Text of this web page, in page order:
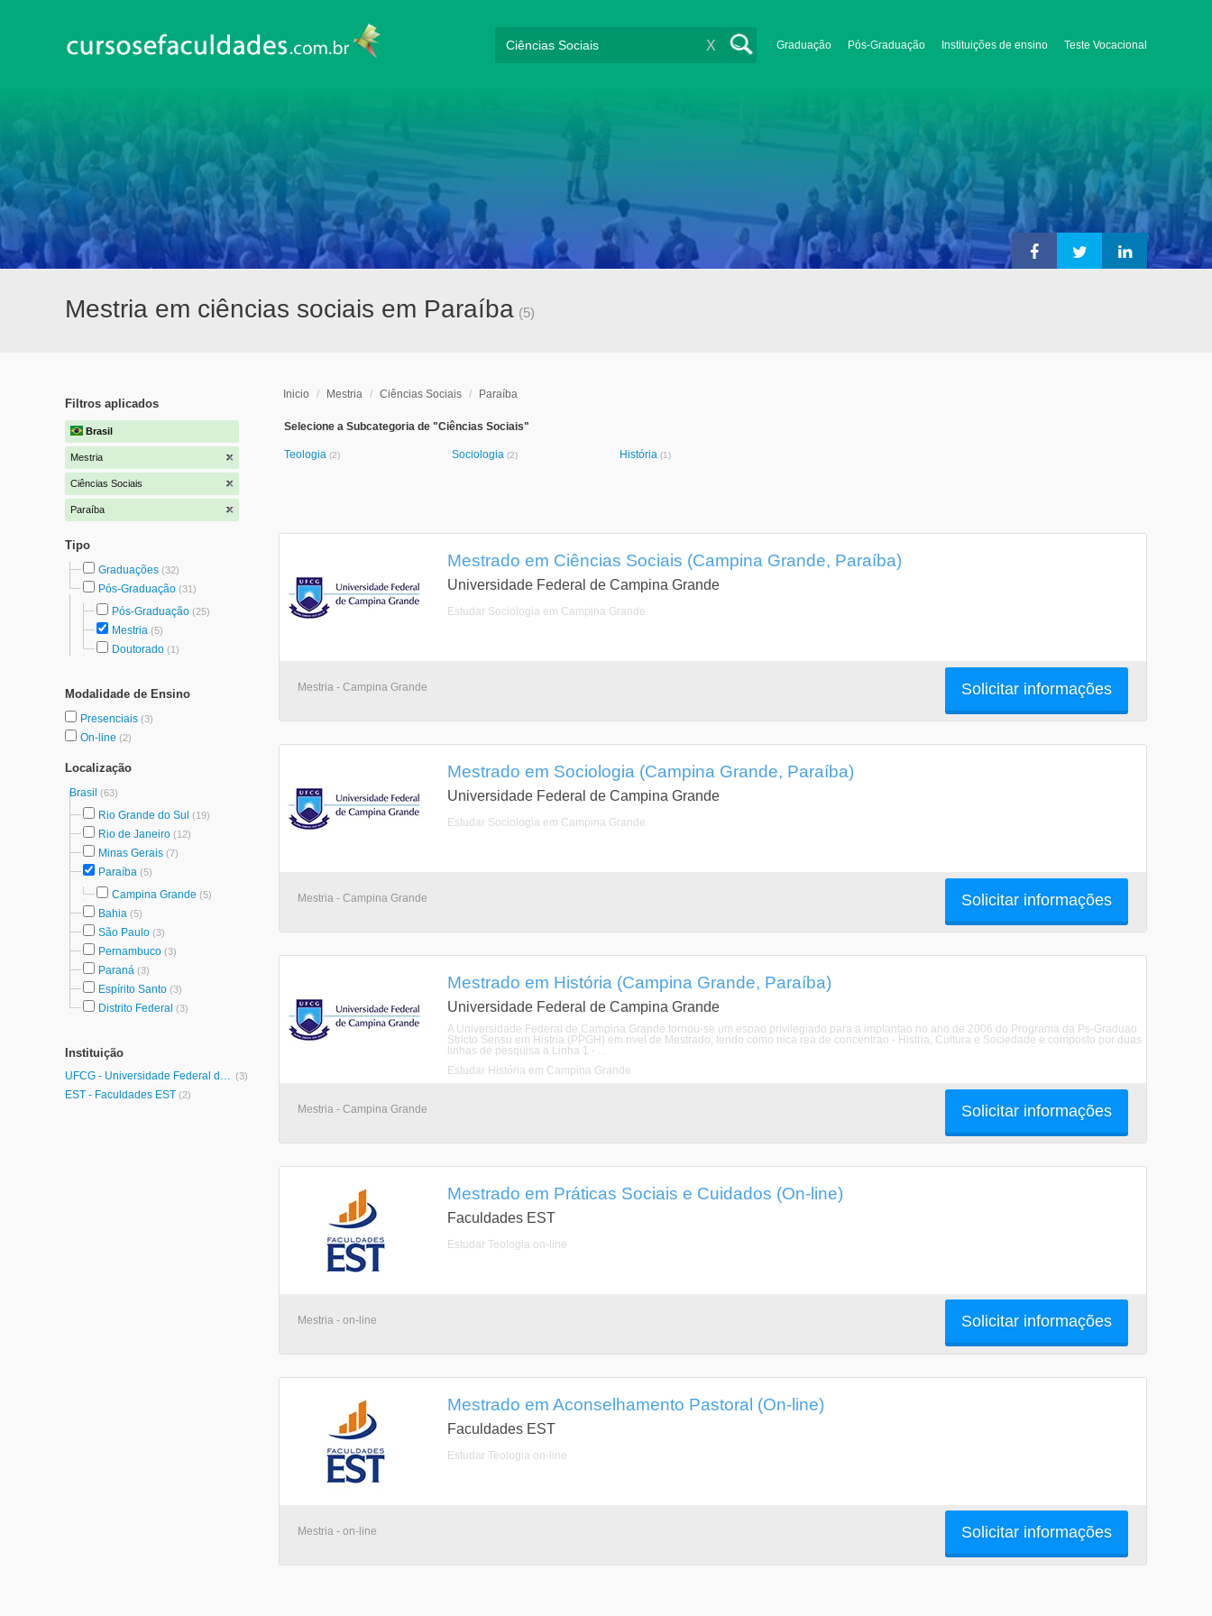
Graduação Pós-Graduação Instituições de ensino Teste Vocacional
X
Mestria em ciências sociais em Paraíba (5)
Filtros aplicados
Brasil
Mestria
Ciências Sociais
Paraíba
Tipo
Graduações (32)
Pós-Graduação (31)
Pós-Graduação (25)
Mestria (5)
Doutorado (1)
Modalidade de Ensino
Presenciais (3)
On-line (2)
Localização
Brasil (63)
Rio Grande do Sul (19)
Rio de Janeiro (12)
Minas Gerais (7)
Paraíba (5)
Campina Grande (5)
Bahia (5)
São Paulo (3)
Pernambuco (3)
Paraná (3)
Espírito Santo (3)
Distrito Federal (3)
Instituição
UFCG - Universidade Federal de Campina Grande (3)
EST - Faculdades EST (2)
Inicio / Mestria / Ciências Sociais / Paraíba
Selecione a Subcategoria de "Ciências Sociais"
Teologia (2) Sociologia (2) História (1)
Mestrado em Ciências Sociais (Campina Grande, Paraíba)
Universidade Federal de Campina Grande
Estudar Sociologia em Campina Grande
Mestria - Campina Grande Solicitar informações
Mestrado em Sociologia (Campina Grande, Paraíba)
Universidade Federal de Campina Grande
Estudar Sociologia em Campina Grande
Mestria - Campina Grande Solicitar informações
Mestrado em História (Campina Grande, Paraíba)
Universidade Federal de Campina Grande
A Universidade Federal de Campina Grande tornou-se um espao privilegiado para a implantao no ano de 2006 do Programa da Ps-Graduao
Stricto Sensu em Histria (PPGH) em nvel de Mestrado, tendo como nica rea de concentrao - Histria, Cultura e Sociedade e composto por duas
linhas de pesquisa a Linha 1 - ...
Estudar História em Campina Grande
Mestria - Campina Grande Solicitar informações
Mestrado em Práticas Sociais e Cuidados (On-line)
Faculdades EST
Estudar Teologia on-line
Mestria - on-line Solicitar informações
Mestrado em Aconselhamento Pastoral (On-line)
Faculdades EST
Estudar Teologia on-line
Mestria - on-line Solicitar informações